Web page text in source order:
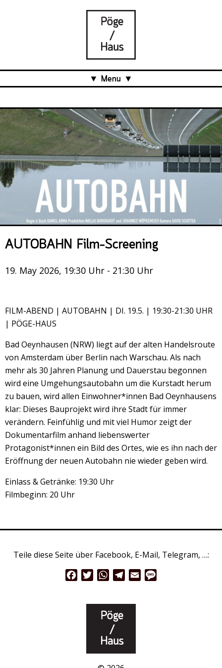
Menu
Projects
Über uns
Was ist das Pöge-Haus?
Organisation
Mitarbeit
Veranstaltungsrückblick
Kontakt und Anfahrt
Presse/Newsletter
AUTOBAHN Film-Screening
19. May 2026, 19:30 Uhr - 21:30 Uhr
FILM-ABEND | AUTOBAHN | DI. 19.5. | 19:30-21:30 UHR
| PÖGE-HAUS
Bad Oeynhausen (NRW) liegt auf der alten Handelsroute
von Amsterdam über Berlin nach Warschau. Als nach
mehr als 30 Jahren Planung und Dauerstau begonnen
wird eine Umgehungsautobahn um die Kurstadt herum
zu bauen, wird allen Einwohner*innen Bad Oeynhausens
klar: Dieses Bauprojekt wird ihre Stadt für immer
verändern. Feinfühlig und mit viel Humor zeigt der
Dokumentarfilm anhand liebenswerter
Protagonist*innen ein Bild des Ortes, wie es ihn nach der
Eröffnung der neuen Autobahn nie wieder geben wird.
Einlass & Getränke: 19:30 Uhr
Filmbeginn: 20 Uhr
Teile diese Seite über Facebook, E-Mail, Telegram, …:
FacebookTwitterWhatsApp
Telegram
Email